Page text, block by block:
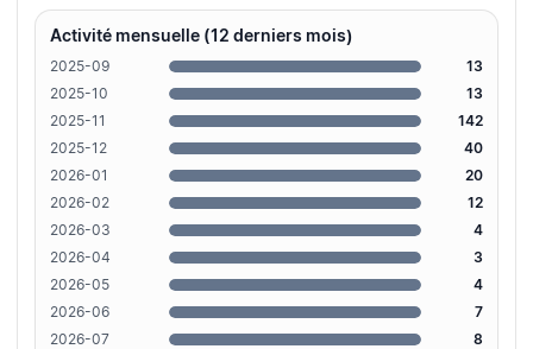
Activité mensuelle (12 derniers mois)
2025-09
13
2025-10
13
2025-11
142
2025-12
40
2026-01
20
2026-02
12
2026-03
4
2026-04
3
2026-05
4
2026-06
7
2026-07
8